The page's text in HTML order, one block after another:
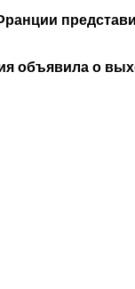
объявила о